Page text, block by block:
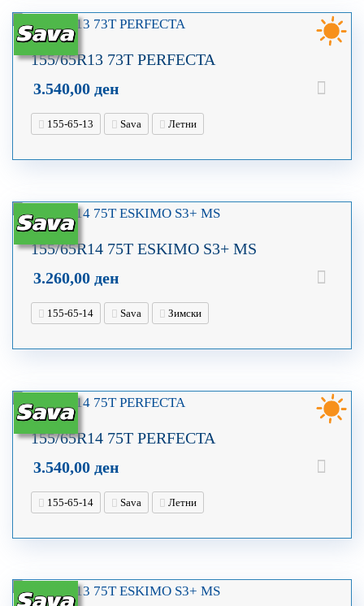
155/65R13 73T PERFECTA
3.540,00 ден
155-65-13 Sava Летни
155/65R14 75T ESKIMO S3+ MS
3.260,00 ден
155-65-14 Sava Зимски
155/65R14 75T PERFECTA
3.540,00 ден
155-65-14 Sava Летни